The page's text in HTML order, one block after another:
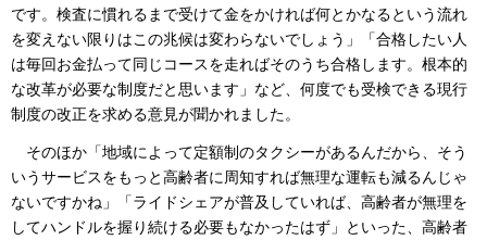
です。検査に慣れるまで受けて金をかければ何とかなるという流れ
を変えない限りはこの兆候は変わらないでしょう」「合格したい人
は毎回お金払って同じコースを走ればそのうち合格します。根本的
な改革が必要な制度だと思います」など、何度でも受検できる現行
制度の改正を求める意見が聞かれました。
そのほか「地域によって定額制のタクシーがあるんだから、そう
いうサービスをもっと高齢者に周知すれば無理な運転も減るんじゃ
ないですかね」「ライドシェアが普及していれば、高齢者が無理を
してハンドルを握り続ける必要もなかったはず」といった、高齢者